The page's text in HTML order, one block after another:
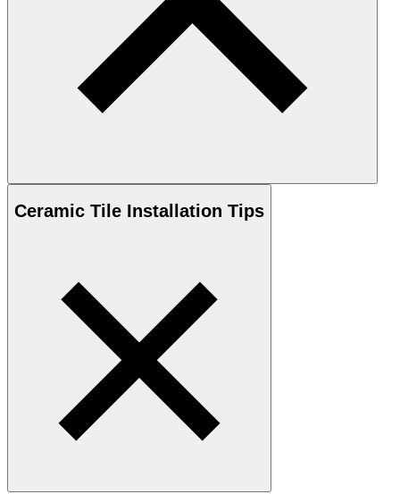
Ceramic Tile Installation Tips